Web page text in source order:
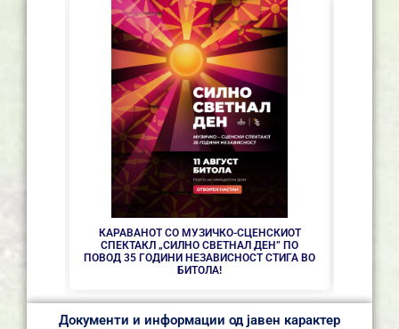
КАРАВАНОТ СО МУЗИЧКО-СЦЕНСКИОТ
СПЕКТАКЛ „СИЛНО СВЕТНАЛ ДЕН” ПО
ПОВОД 35 ГОДИНИ НЕЗАВИСНОСТ СТИГА ВО
БИТОЛА!
Документи и информации од јавен карактер